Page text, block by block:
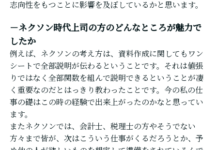
志向性をもつことに影響を及ぼしているかと思います。
－ネクソン時代上司の方のどんなところが魅力で
したか
例えば、ネクソンの考え方は、資料作成に関してもワン
シートで全部説明が伝わるということです。それは値張
りではなく全部関数を組んで説明できるということが凄
く重要なのだとはっきり教わったことです。今の私の仕
事の礎はこの時の経験で出来上がったのかなと思ってい
ます。
またネクソンでは、会計士、税理士の方やそうでない
方々まで皆が、次はこういう仕事がくるだろうとか、予